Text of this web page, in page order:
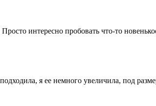
интересно пробовать что-то
я ее немного увеличила, под